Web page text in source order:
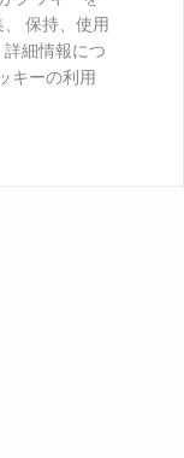
保持、使用
細情報につ
キーの利用